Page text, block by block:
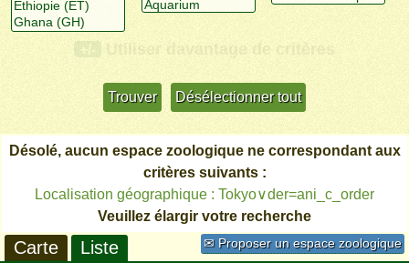
+/- Utiliser davantage de critères
Désolé, aucun espace zoologique ne correspondant aux
critères suivants :
Localisation géographique : Tokyo∨der=ani_c_order
Veuillez élargir votre recherche
✉ Proposer un espace zoologique
Carte Liste